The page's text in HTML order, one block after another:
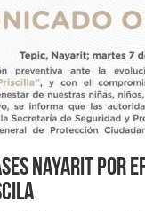
Nayarit por